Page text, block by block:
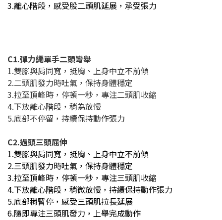
3.離心階段，感受股二頭肌延展，承受張力
C1.彈力繩單手二頭彎舉
1.雙腳與肩同寬，挺胸、上身中立不前傾
2.二頭肌發力時吐氣，保持身體穩定
3.拉至頂峰時，停頓一秒，專注二頭肌收縮
4.下放離心階段，稍為放慢
5.底部不停留，持續保持動作張力
C2.過頭三頭屈伸
1.雙腳與肩同寬，挺胸、上身中立不前傾
2.三頭肌發力時吐氣，保持身體穩定
3.拉至頂峰時，停頓一秒，專注三頭肌收縮
4.下放離心階段，稍微放慢，持續保持動作張力
5.底部稍暫停，感受三頭肌拉長延展
6.隨即專注三頭肌發力，上舉完成動作